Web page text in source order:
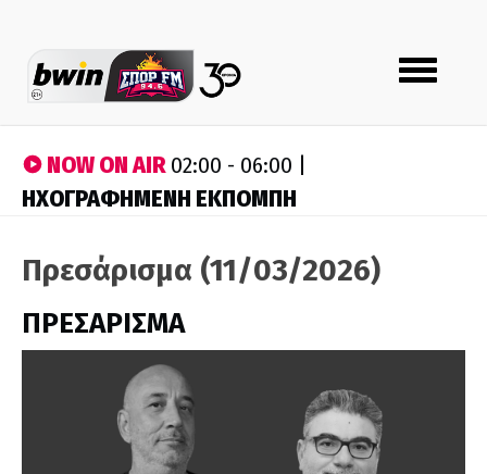
Toggle
navigation
NOW ON AIR02:00 - 06:00 |
ΗΧΟΓΡΑΦΗΜΕΝΗ ΕΚΠΟΜΠΗ
Πρεσάρισμα (11/03/2026)
ΠΡΕΣΑΡΙΣΜΑ